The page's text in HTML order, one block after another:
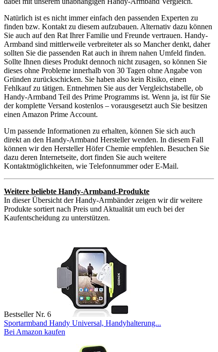
Natürlich ist es nicht immer einfach den passenden Experten zu
finden bzw. Kontakt zu diesem aufzubauen. Alternativ dazu können
Sie auch auf den Rat Ihrer Familie und Freunde vertrauen. Handy-
Armband sind mittlerweile verbreiteter als so Mancher denkt, daher
sollten Sie die passenden Rat auch in ihrem nahen Umfeld finden.
Sollte Ihnen dieses Produkt dennoch nicht zusagen, so können Sie
dieses ohne Probleme innerhalb von 30 Tagen ohne Angabe von
Gründen zurückschicken. Sie haben also kein Risiko, einen
Fehlkauf zu tätigen. Entnehmen Sie aus der Vergleichstabelle, ob
Handy-Armband Teil des Prime Programms ist. Wenn ja, ist für Sie
der komplette Versand kostenlos – vorausgesetzt auch Sie besitzen
einen Amazon Prime Account.
Um passende Informationen zu erhalten, können Sie sich auch
direkt an den Handy-Armband Hersteller wenden. In diesem Fall
können wir den Hersteller Höfer Chemie empfehlen. Besuchen Sie
dazu deren Internetseite, dort finden Sie auch weitere
Kontaktmöglichkeiten, wie Telefonnummer oder E-Mail.
Weitere beliebte Handy-Armband-Produkte
In dieser Übersicht der Handy-Armbänder zeigen wir dir weitere
Produkte sortiert nach Preis und Aktualität um euch bei der
Kaufentscheidung zu unterstützen.
Bestseller Nr. 6
Sportarmband Handy Universal, Handyhalterung...
Bei Amazon kaufen